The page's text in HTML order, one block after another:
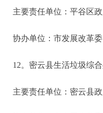
主要责任单位：平谷区政
协办单位：市发展改革委
12。密云县生活垃圾综合
主要责任单位：密云县政